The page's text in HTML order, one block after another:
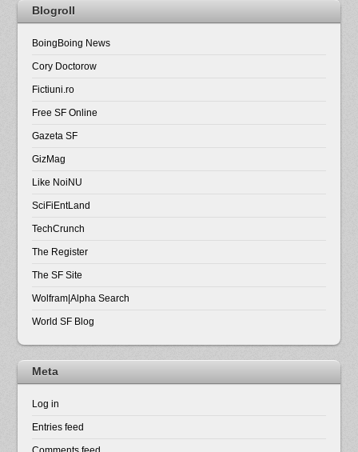
Blogroll
BoingBoing News
Cory Doctorow
Fictiuni.ro
Free SF Online
Gazeta SF
GizMag
Like NoiNU
SciFiEntLand
TechCrunch
The Register
The SF Site
Wolfram|Alpha Search
World SF Blog
Meta
Log in
Entries feed
Comments feed